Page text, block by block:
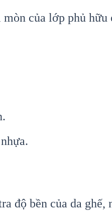
của lớp phủ hữu
độ bền của da ghế,